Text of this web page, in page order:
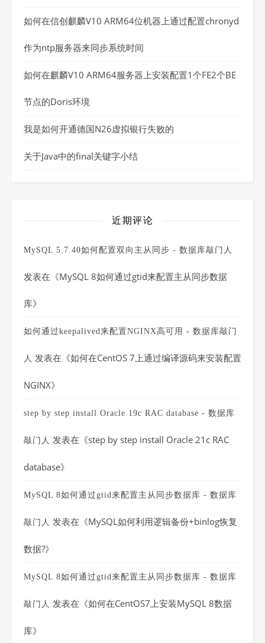
如何在信创麒麟V10 ARM64位机器上通过配置chronyd
作为ntp服务器来同步系统时间
如何在麒麟V10 ARM64服务器上安装配置1个FE2个BE
节点的Doris环境
我是如何开通德国N26虚拟银行失败的
关于Java中的final关键字小结
近期评论
MySQL 5.7.40如何配置双向主从同步 - 数据库敲门人
发表在《MySQL 8如何通过gtid来配置主从同步数据
库》
如何通过keepalived来配置NGINX高可用 - 数据库敲门
人 发表在《如何在CentOS 7上通过编译源码来安装配置
NGINX》
step by step install Oracle 19c RAC database - 数据库
敲门人 发表在《step by step install Oracle 21c RAC
database》
MySQL 8如何通过gtid来配置主从同步数据库 - 数据库
敲门人 发表在《MySQL如何利用逻辑备份+binlog恢复
数据?》
MySQL 8如何通过gtid来配置主从同步数据库 - 数据库
敲门人 发表在《如何在CentOS7上安装MySQL 8数据
库》